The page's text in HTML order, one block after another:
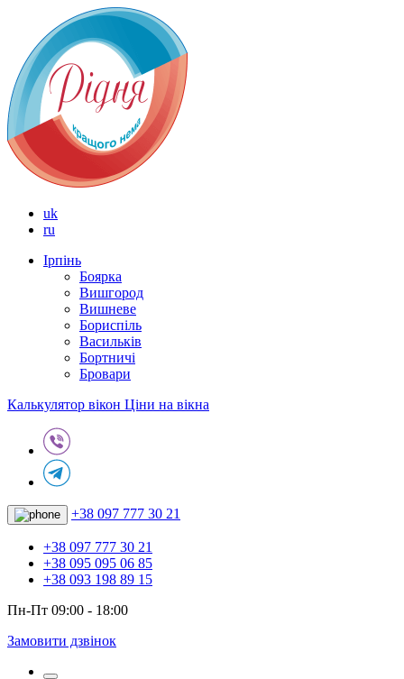
uk
ru
Ірпінь
Боярка
Вишгород
Вишневе
Бориспіль
Васильків
Бортничі
Бровари
Калькулятор вікон Ціни на вікна
+38 097 777 30 21
+38 097 777 30 21
+38 095 095 06 85
+38 093 198 89 15
Пн-Пт 09:00 - 18:00
Замовити дзвінок